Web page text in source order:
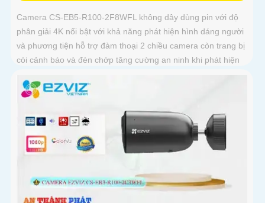
Camera CS-EB5-R100-2F8WFL không dây dùng pin với độ
phân giải 4K nổi bật với khả năng phát hiện hình dáng người
và phương tiện hỗ trợ đàm thoại 2 chiều camera còn trang bị
còi cảnh báo và đèn chớp tăng cường an ninh khi phát hiện
và pin sạc đạt chuẩn IP65 chống nước và bụi giúp hoạt động